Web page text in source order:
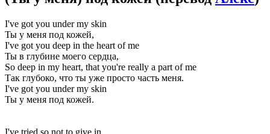
I've got you under my skin
Ты у меня под кожей,
I've got you deep in the heart of me
Ты в глубине моего сердца,
So deep in my heart, that you're really a part of me
Так глубоко, что ты уже просто часть меня.
I've got you under my skin
Ты у меня под кожей.
I've tried so not to give in